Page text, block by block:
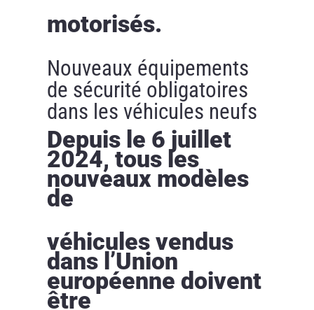
motorisés.
Nouveaux équipements
de sécurité obligatoires
dans les véhicules neufs
Depuis le 6 juillet
2024, tous les
nouveaux modèles
de
véhicules vendus
dans l’Union
européenne doivent
être